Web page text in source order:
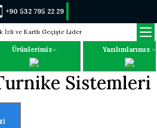
+90 532 795 22 29
Ürünlerimiz Yazılımlarımız
Sistemleri